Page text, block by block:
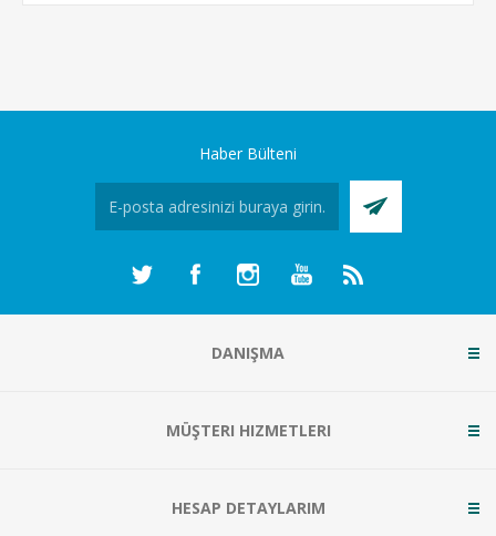
Haber Bülteni
DANIŞMA
MÜŞTERI HIZMETLERI
HESAP DETAYLARIM